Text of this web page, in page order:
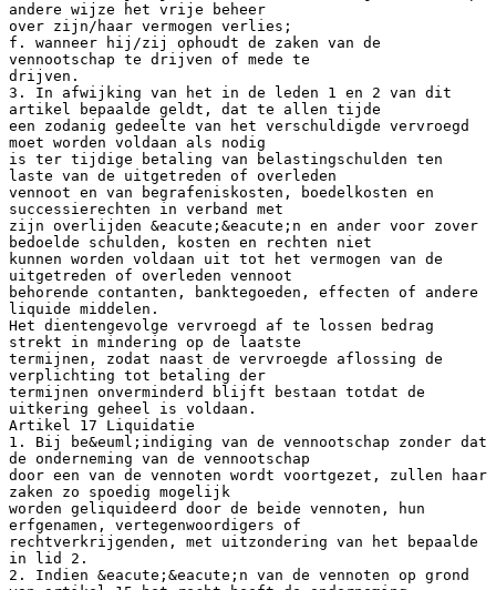
andere wijze het vrije beheer
over zijn/haar vermogen verlies;
f. wanneer hij/zij ophoudt de zaken van de
vennootschap te drijven of mede te
drijven.
3. In afwijking van het in de leden 1 en 2 van dit
artikel bepaalde geldt, dat te allen tijde
een zodanig gedeelte van het verschuldigde vervroegd
moet worden voldaan als nodig
is ter tijdige betaling van belastingschulden ten
laste van de uitgetreden of overleden
vennoot en van begrafeniskosten, boedelkosten en
successierechten in verband met
zijn overlijden &eacute;&eacute;n en ander voor zover
bedoelde schulden, kosten en rechten niet
kunnen worden voldaan uit tot het vermogen van de
uitgetreden of overleden vennoot
behorende contanten, banktegoeden, effecten of andere
liquide middelen.
Het dientengevolge vervroegd af te lossen bedrag
strekt in mindering op de laatste
termijnen, zodat naast de vervroegde aflossing de
verplichting tot betaling der
termijnen onverminderd blijft bestaan totdat de
uitkering geheel is voldaan.
Artikel 17 Liquidatie
1. Bij be&euml;indiging van de vennootschap zonder dat
de onderneming van de vennootschap
door een van de vennoten wordt voortgezet, zullen haar
zaken zo spoedig mogelijk
worden geliquideerd door de beide vennoten, hun
erfgenamen, vertegenwoordigers of
rechtverkrijgenden, met uitzondering van het bepaalde
in lid 2.
2. Indien &eacute;&eacute;n van de vennoten op grond